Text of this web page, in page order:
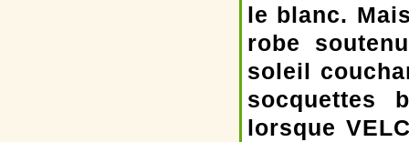
le blanc.
robe
soleil
socquettes
lorsque